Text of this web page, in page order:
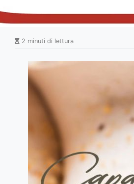
2 minuti di lettura